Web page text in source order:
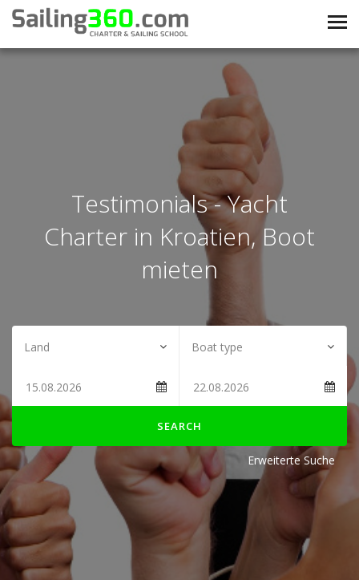
Testimonials - Yacht
Charter in Kroatien, Boot
mieten
SEARCH
Erweiterte Suche